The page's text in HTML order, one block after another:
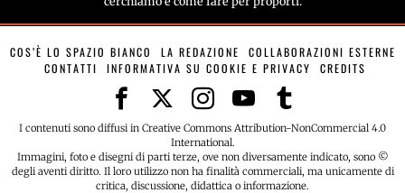
COS’È LO SPAZIO BIANCO LA REDAZIONE
COLLABORAZIONI ESTERNE
CONTATTI
INFORMATIVA SU COOKIE E PRIVACY CREDITS
I contenuti sono diffusi in Creative Commons Attribution-NonCommercial 4.0
International.
Immagini, foto e disegni di parti terze, ove non diversamente indicato, sono ©
degli aventi diritto. Il loro utilizzo non ha finalità commerciali, ma unicamente di
critica, discussione, didattica o informazione.